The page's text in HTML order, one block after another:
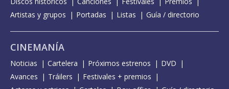
Artistas y grupos
Portadas Listas Guía / directorio
CINEMANÍA
Noticias Cartelera Próximos estrenos
DVD
Avances
Tráilers
Festivales + premios